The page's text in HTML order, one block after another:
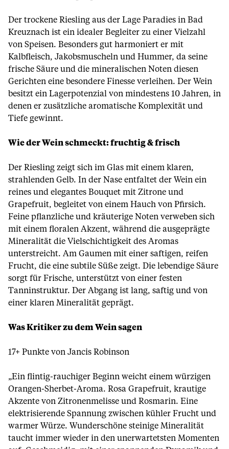
Der trockene Riesling aus der Lage Paradies in Bad
Kreuznach ist ein idealer Begleiter zu einer Vielzahl
von Speisen. Besonders gut harmoniert er mit
Kalbfleisch, Jakobsmuscheln und Hummer, da seine
frische Säure und die mineralischen Noten diesen
Gerichten eine besondere Finesse verleihen. Der Wein
besitzt ein Lagerpotenzial von mindestens 10 Jahren, in
denen er zusätzliche aromatische Komplexität und
Tiefe gewinnt.
Wie der Wein schmeckt: fruchtig & frisch
Der Riesling zeigt sich im Glas mit einem klaren,
strahlenden Gelb. In der Nase entfaltet der Wein ein
reines und elegantes Bouquet mit Zitrone und
Grapefruit, begleitet von einem Hauch von Pfirsich.
Feine pflanzliche und kräuterige Noten verweben sich
mit einem floralen Akzent, während die ausgeprägte
Mineralität die Vielschichtigkeit des Aromas
unterstreicht. Am Gaumen mit einer saftigen, reifen
Frucht, die eine subtile Süße zeigt. Die lebendige Säure
sorgt für Frische, unterstützt von einer festen
Tanninstruktur. Der Abgang ist lang, saftig und von
einer klaren Mineralität geprägt.
Was Kritiker zu dem Wein sagen
17+ Punkte von Jancis Robinson
„Ein flintig-rauchiger Beginn weicht einem würzigen
Orangen-Sherbet-Aroma. Rosa Grapefruit, krautige
Akzente von Zitronenmelisse und Rosmarin. Eine
elektrisierende Spannung zwischen kühler Frucht und
warmer Würze. Wunderschöne steinige Mineralität
taucht immer wieder in den unerwartetsten Momenten